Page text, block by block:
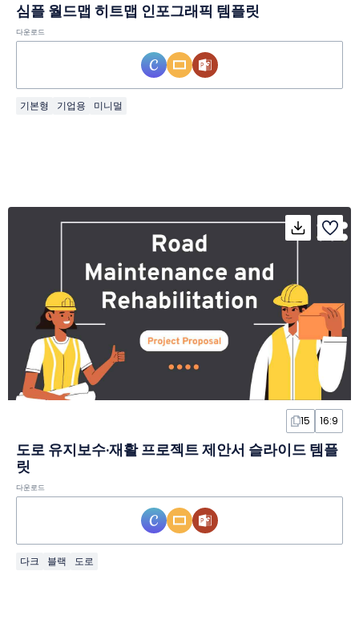
심플 월드맵 히트맵 인포그래픽 템플릿
다운로드
기본형 기업용 미니멀
15 16:9
도로 유지보수·재활 프로젝트 제안서 슬라이드 템플
릿
다운로드
다크 블랙 도로